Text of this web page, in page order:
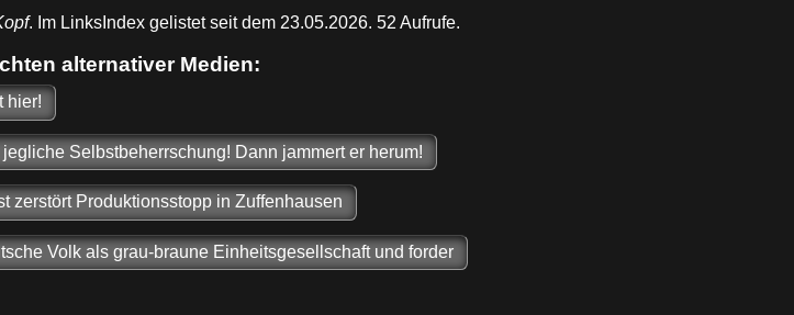
. Im LinksIndex gelistet seit dem 23.05.2026. 52 Aufrufe.
alternativer Medien:
hier!
Selbstbeherrschung! Dann jammert er herum!
zerstört Produktionsstopp in Zuffenhausen
Volk als grau-braune Einheitsgesellschaft und forder